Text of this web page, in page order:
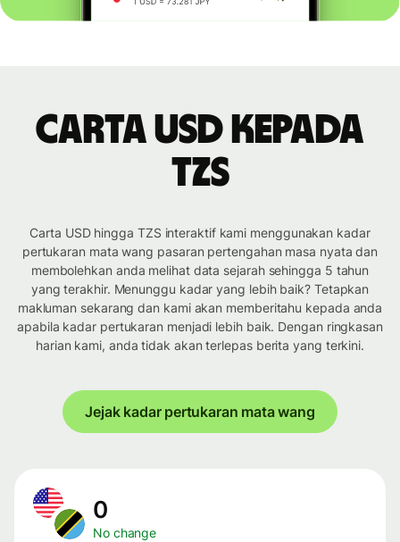
Carta USD kepada
TZS
Carta USD hingga TZS interaktif kami menggunakan kadar
pertukaran mata wang pasaran pertengahan masa nyata dan
membolehkan anda melihat data sejarah sehingga 5 tahun
yang terakhir. Menunggu kadar yang lebih baik? Tetapkan
makluman sekarang dan kami akan memberitahu kepada anda
apabila kadar pertukaran menjadi lebih baik. Dengan ringkasan
harian kami, anda tidak akan terlepas berita yang terkini.
Jejak kadar pertukaran mata wang
0
No change